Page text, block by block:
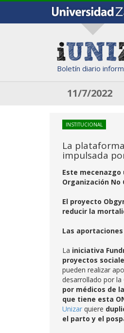
Boletín diario
11/7/2022
INSTITUCIONAL
La
impulsada
Este
Organización No
El proyecto
reducir la
Las
La iniciativa
proyectos
pueden realizar
desarrollado por la
por médicos de
que tiene esta
Unizar quiere
el parto y el